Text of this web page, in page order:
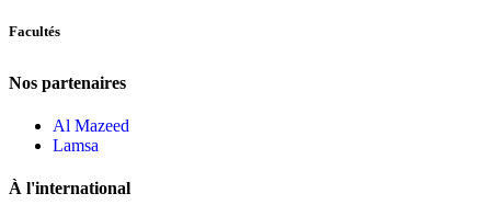
Facultés
Nos partenaires
Al Mazeed
Lamsa
À l'international